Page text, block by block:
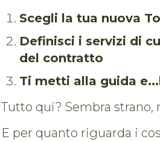
Scegli la tua nuova
Definisci i servizi di
del contratto
Ti metti alla guida
Tutto qui? Sembra strano,
E per quanto riguarda i